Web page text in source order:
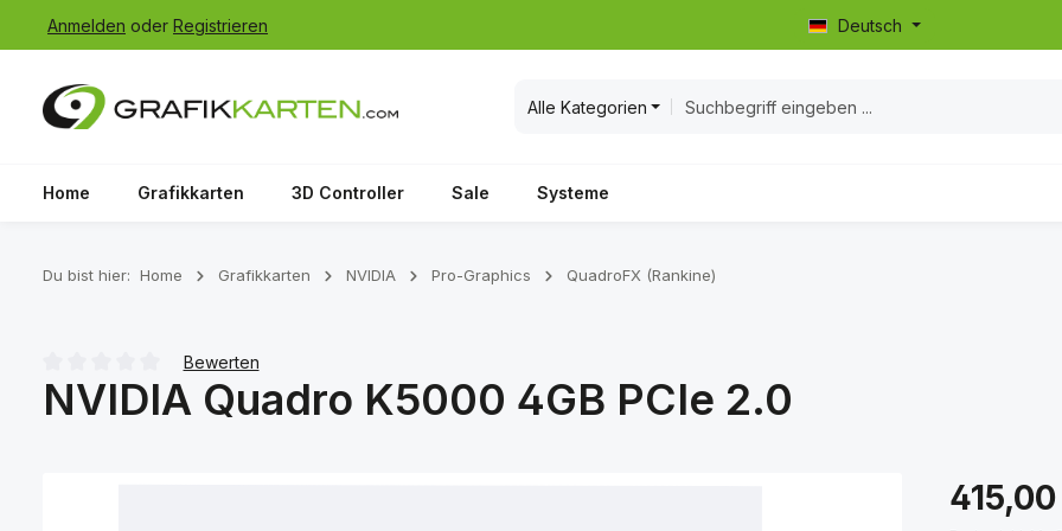
Hauptinhalt springen
Zur Suche springen
Zur Hauptnavigation springen
Anmelden oder Registrieren Deutsch
Alle Kategorien
Home Grafikkarten 3D Controller Sale Systeme
Du bist hier: Home Grafikkarten NVIDIA Pro-Graphics QuadroFX (Rankine)
Durchschnittliche Bewertung von 0 von 5 Sternen
Bewerten
NVIDIA Quadro K5000 4GB PCIe 2.0
Regulärer